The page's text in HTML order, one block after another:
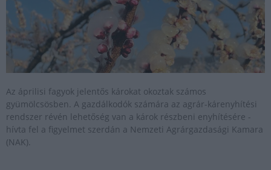
Az áprilisi fagyok jelentős károkat okoztak számos
gyümölcsösben. A gazdálkodók számára az agrár-kárenyhítési
rendszer révén lehetőség van a károk részbeni enyhítésére -
hívta fel a figyelmet szerdán a Nemzeti Agrárgazdasági Kamara
(NAK).